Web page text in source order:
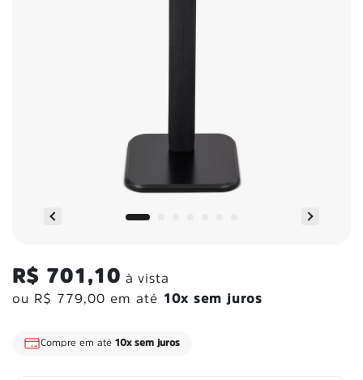
R$ 701,10 à vista
ou R$ 779,00 em até 10x sem juros
Compre em até 10x sem juros